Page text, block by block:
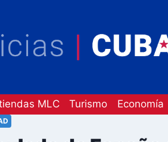
MLC Turismo Economía